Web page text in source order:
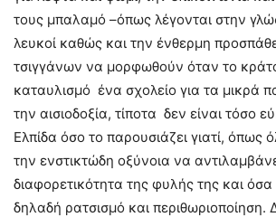
τους μπαλαμό –όπως λέγονται στην
λευκοί καθώς και την ένθερμη
τσιγγάνων να μορφωθούν όταν το
καταυλισμό ένα σχολείο για τα μικρά
την αισιοδοξία, τίποτα δεν είναι τόσο
Ελπίδα όσο το παρουσιάζει γιατί, όπως
την ενστικτώδη οξύνοια να
διαφορετικότητα της φυλής της και όσα
δηλαδή ρατσισμό και περιθωριοποίηση.